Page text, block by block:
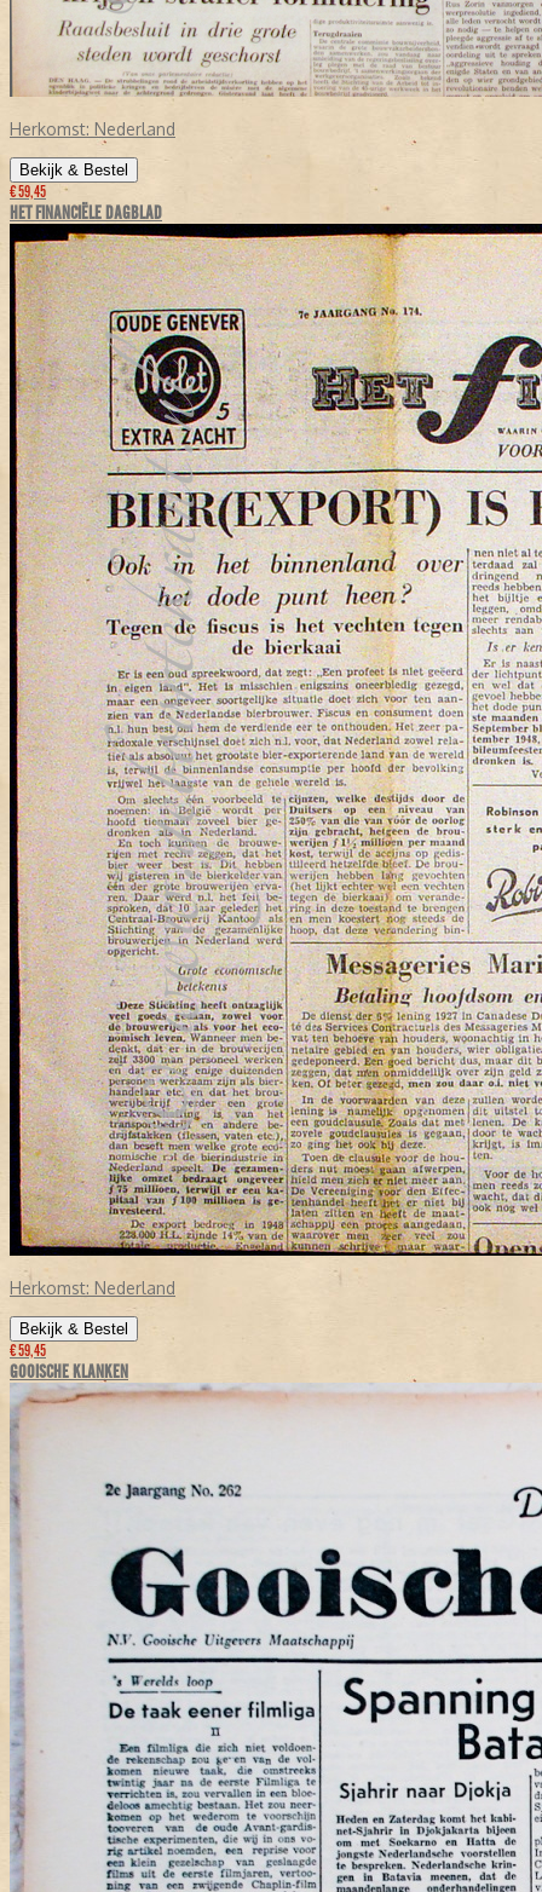
Herkomst: Nederland
Bekijk & Bestel
€ 59,45
HET FINANCIËLE DAGBLAD
Herkomst: Nederland
Bekijk & Bestel
€ 59,45
GOOISCHE KLANKEN